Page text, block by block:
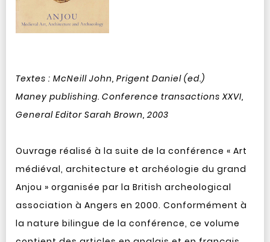
Textes : McNeill John, Prigent Daniel (ed.)
Maney publishing. Conference transactions XXVI,
General Editor Sarah Brown, 2003
Ouvrage réalisé à la suite de la conférence « Art
médiéval, architecture et archéologie du grand
Anjou » organisée par la British archeological
association à Angers en 2000. Conformément à
la nature bilingue de la conférence, ce volume